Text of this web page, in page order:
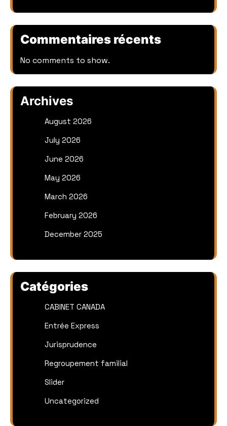
Commentaires récents
No comments to show.
Archives
August 2026
July 2026
June 2026
May 2026
March 2026
February 2026
December 2025
Catégories
CABINET CANADA
Entrée Express
Jurisprudence
Regroupement familial
Slider
Uncategorized